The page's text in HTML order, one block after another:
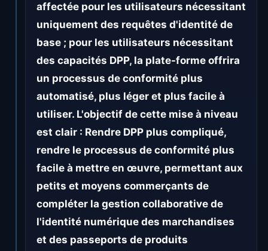
affectée pour les utilisateurs nécessitant
uniquement des requêtes d'identité de
base ; pour les utilisateurs nécessitant
des capacités DPP, la plate-forme offrira
un processus de conformité plus
automatisé, plus léger et plus facile à
utiliser. L'objectif de cette mise à niveau
est clair : Rendre DPP plus compliqué,
rendre le processus de conformité plus
facile à mettre en œuvre, permettant aux
petits et moyens commerçants de
compléter la gestion collaborative de
l'identité numérique des marchandises
et des passeports de produits